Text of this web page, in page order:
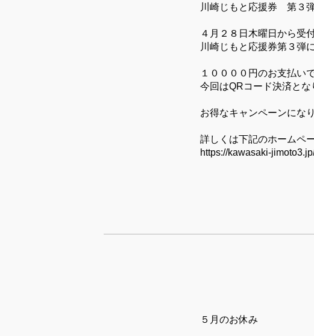
川崎じもと応援券 第３
４月２８日木曜日から受
川崎じもと応援券第３弾
１００００円のお支払い
今回はQRコード決済とな
お得なキャンペーンにな
詳しくは下記のホームペ
https://kawasaki-
５月のお休み